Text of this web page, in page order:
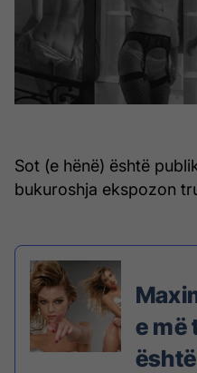
Sot (e hënë) është
bukuroshja ekspozon
e më